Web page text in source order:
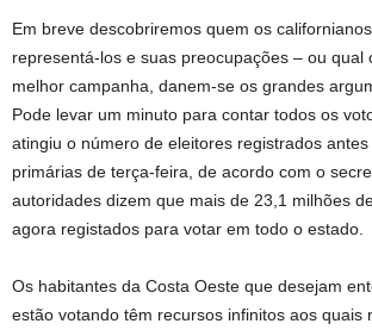
Em breve descobriremos quem os
representá-los e suas preocupações – ou qual
melhor campanha, danem-se os grandes
Pode levar um minuto para contar todos os
atingiu o número de eleitores registrados
primárias de terça-feira, de acordo com o
autoridades dizem que mais de 23,1 milhões
agora registados para votar em todo o estado.
Os habitantes da Costa Oeste que desejam
estão votando têm recursos infinitos aos quais